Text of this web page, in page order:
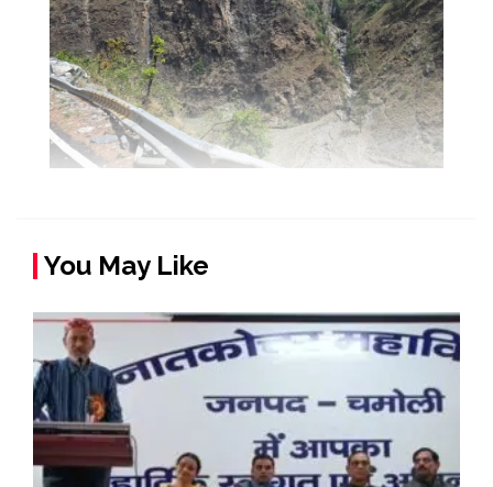
You May Like